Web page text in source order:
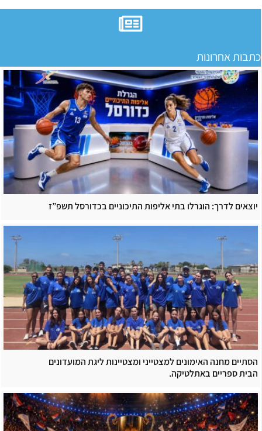
כתבות אחרונות
יוצאים לדרך: הוגרלו בתי אליפות התיכוניים בכדורסל תשפ”ז
הסתיים מחנה האימונים למצטייני ומצטיינות ליגת המועדונים
הבית ספריים באתלטיקה.